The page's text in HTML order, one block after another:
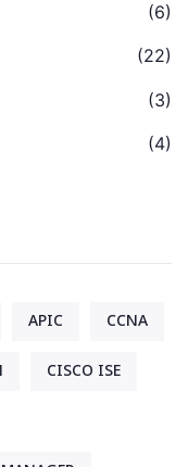
(6)
(22)
(3)
(4)
APIC CCNA
CISCO ISE